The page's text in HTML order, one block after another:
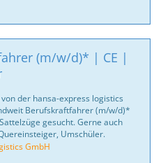
(m/w/d)* | CE |
der hansa-express logistics
Berufskraftfahrer (m/w/d)*
gesucht. Gerne auch
Umschüler.
GmbH